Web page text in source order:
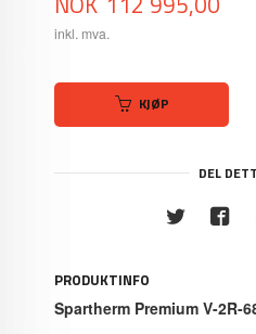
inkl. mva.
KJØP
DEL
PRODUKTINFO
Spartherm Premium V-2R-